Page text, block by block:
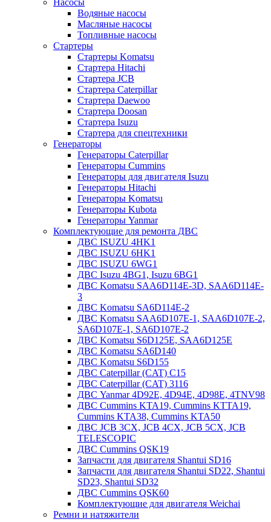
Водяные насосы
Масляные насосы
Топливные насосы
Стартеры
Стартеры Komatsu
Стартера Hitachi
Стартера JCB
Стартера Caterpillar
Стартера Daewoo
Стартера Doosan
Стартера Isuzu
Стартера для спецтехники
Генераторы
Генераторы Caterpillar
Генераторы Cummins
Генераторы для двигателя Isuzu
Генераторы Hitachi
Генераторы Komatsu
Генераторы Kubota
Генераторы Yanmar
Комплектующие для ремонта ДВС
ДВС ISUZU 4HK1
ДВС ISUZU 6HK1
ДВС ISUZU 6WG1
ДВС Isuzu 4BG1, Isuzu 6BG1
ДВС Komatsu SAA6D114E-3D, SAA6D114E-
3
ДВС Komatsu SA6D114E-2
ДВС Komatsu SAA6D107E-1, SAA6D107E-2,
SA6D107E-1, SA6D107E-2
ДВС Komatsu S6D125E, SAA6D125E
ДВС Komatsu SA6D140
ДВС Komatsu S6D155
ДВС Caterpillar (CAT) C15
ДВС Caterpillar (CAT) 3116
ДВС Yanmar 4D92E, 4D94E, 4D98E, 4TNV98
ДВС Cummins KTA19, Cummins KTTA19,
Cummins KTA38, Cummins KTA50
ДВС JCB 3CX, JCB 4CX, JCB 5CX, JCB
TELESCOPIC
ДВС Cummins QSK19
Запчасти для двигателя Shantui SD16
Запчасти для двигателя Shantui SD22, Shantui
SD23, Shantui SD32
ДВС Cummins QSK60
Комплектующие для двигателя Weichai
Ремни и натяжители